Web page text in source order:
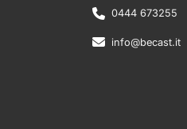
0444 673255
info@becast.it